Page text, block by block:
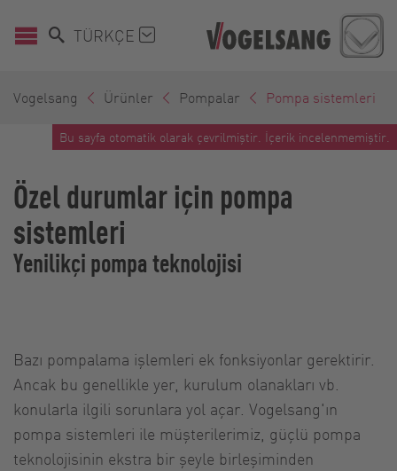
TÜRKÇE
Vogelsang Ürünler Pompalar Pompa sistemleri
Bu sayfa otomatik olarak çevrilmiştir. İçerik incelenmemiştir.
Özel durumlar için pompa
sistemleri
Yenilikçi pompa teknolojisi
Bazı pompalama işlemleri ek fonksiyonlar gerektirir.
Ancak bu genellikle yer, kurulum olanakları vb.
konularla ilgili sorunlara yol açar. Vogelsang'ın
pompa sistemleri ile müşterilerimiz, güçlü pompa
teknolojisinin ekstra bir şeyle birleşiminden